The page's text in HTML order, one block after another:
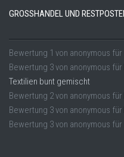
GROSSHANDEL UND RESTPOSTEN
Bewertung 1 von anonymous für
Bewertung 3von anonymous für
Textilien bunt gemischt
Bewertung 2von anonymous für
Bewertung 3von anonymous für
Bewertung 3von anonymous für